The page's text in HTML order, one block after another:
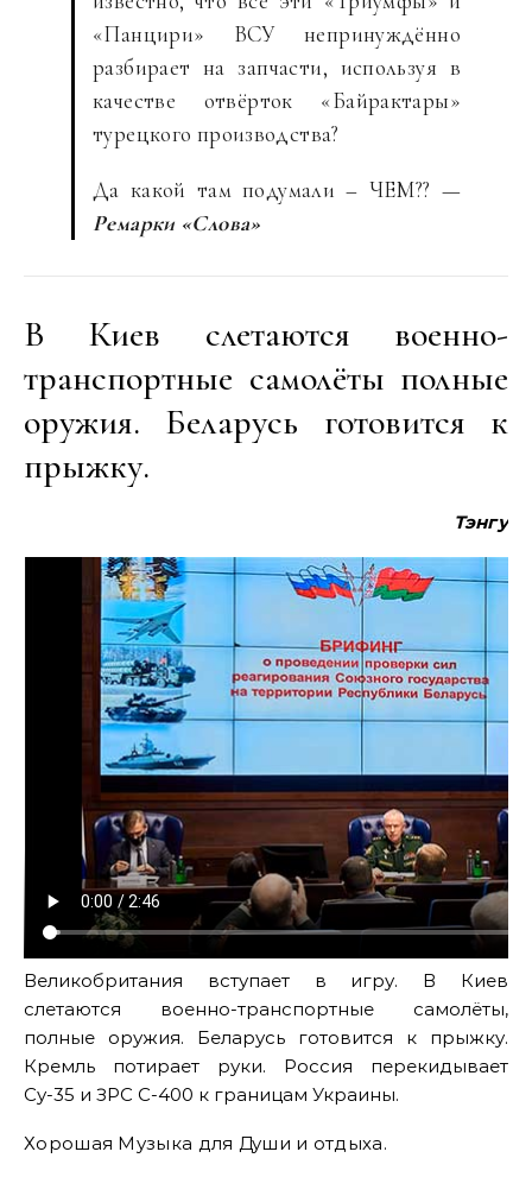
«Панцири» ВСУ непринуждённо
разбирает на запчасти, используя в
качестве отвёрток «Байрактары»
турецкого производства?
Да какой там подумали – ЧЕМ?? —
Ремарки «Слова»
В Киев слетаются военно-
транспортные самолёты полные
оружия. Беларусь готовится к
прыжку.
Тэнгу
Великобритания вступает в игру. В Киев
слетаются военно-транспортные самолёты,
полные оружия. Беларусь готовится к прыжку.
Кремль потирает руки. Россия перекидывает
Су-35 и ЗРС С-400 к границам Украины.
Хорошая Музыка для Души и отдыха.